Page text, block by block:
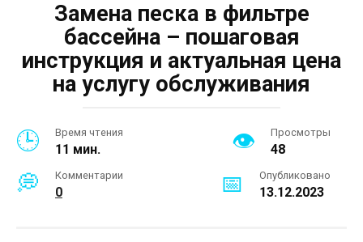
Замена песка в фильтре
бассейна – пошаговая
инструкция и актуальная цена
на услугу обслуживания
Время чтения
11 мин.
Просмотры
48
Комментарии
0
Опубликовано
13.12.2023